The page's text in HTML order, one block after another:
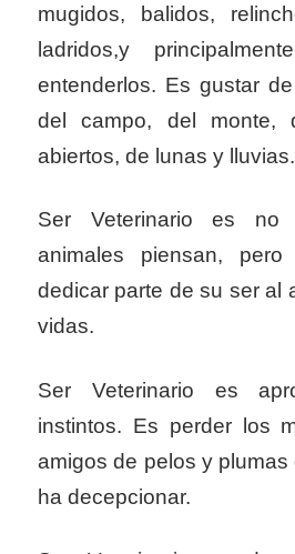
mugidos, balidos,
ladridos,y
entenderlos. Es gustar
del campo, del monte,
abiertos, de lunas y lluvias.
Ser Veterinario es no
animales piensan,
dedicar parte de su ser al
vidas.
Ser Veterinario es
instintos. Es perder los
amigos de pelos y
ha decepcionar.